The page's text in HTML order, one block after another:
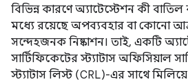
বিভিন্ন কারণে অ্যাটেস্টেশন কী
মধ্যে রয়েছে অপব্যবহার বা কোনো
সন্দেহজনক নিষ্কাশন। তাই, একটি
সার্টিফিকেটের স্ট্যাটাস অফিসিয়াল
স্ট্যাটাস লিস্ট (CRL)-এর সাথে